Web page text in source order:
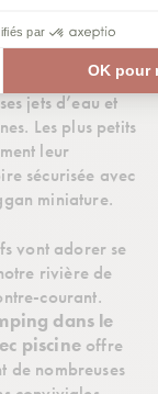
profiter d’une
aquatique sans
des toboggans
jets d’eau et
Les plus petits
leur
sécurisée avec
miniature.
vont adorer se
rivière de
courant.
dans le
piscineoffre
de nombreuses